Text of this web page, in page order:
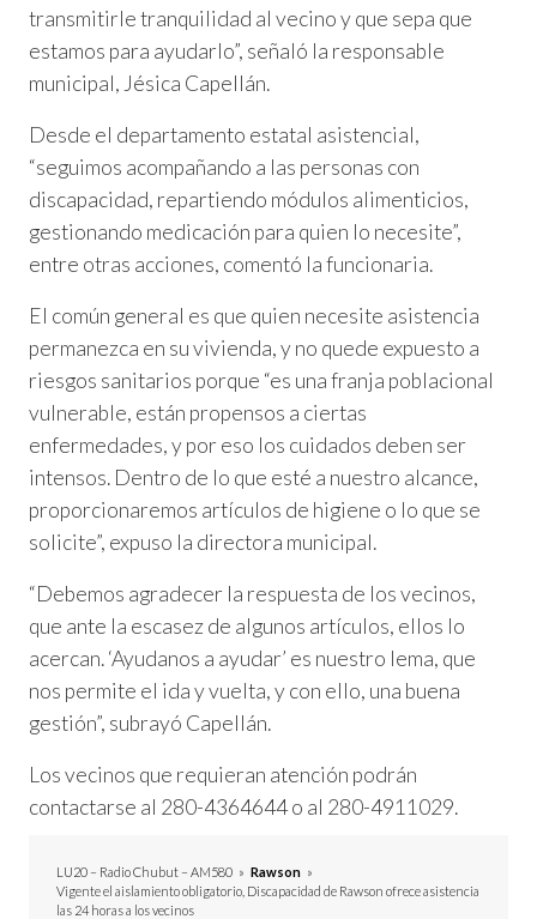
transmitirle tranquilidad al vecino y que sepa que
estamos para ayudarlo”, señaló la responsable
municipal, Jésica Capellán.
Desde el departamento estatal asistencial,
“seguimos acompañando a las personas con
discapacidad, repartiendo módulos alimenticios,
gestionando medicación para quien lo necesite”,
entre otras acciones, comentó la funcionaria.
El común general es que quien necesite asistencia
permanezca en su vivienda, y no quede expuesto a
riesgos sanitarios porque “es una franja poblacional
vulnerable, están propensos a ciertas
enfermedades, y por eso los cuidados deben ser
intensos. Dentro de lo que esté a nuestro alcance,
proporcionaremos artículos de higiene o lo que se
solicite”, expuso la directora municipal.
“Debemos agradecer la respuesta de los vecinos,
que ante la escasez de algunos artículos, ellos lo
acercan. ‘Ayudanos a ayudar’ es nuestro lema, que
nos permite el ida y vuelta, y con ello, una buena
gestión”, subrayó Capellán.
Los vecinos que requieran atención podrán
contactarse al 280-4364644 o al 280-4911029.
LU20 – Radio Chubut – AM580 » Rawson »
Vigente el aislamiento obligatorio, Discapacidad de Rawson ofrece asistencia
las 24 horas a los vecinos